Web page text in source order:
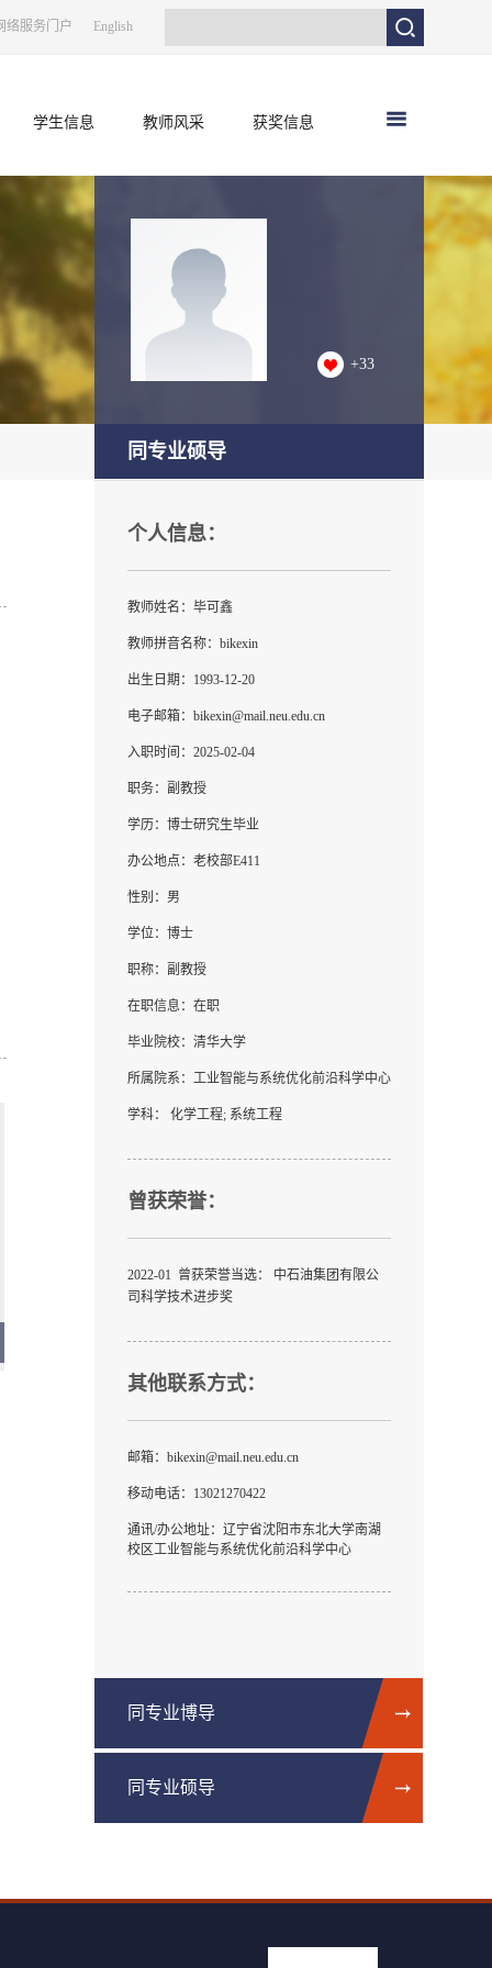
络服务门户 English
学生信息 教师风采 获奖信息
+33
同专业硕导
个人信息：
教师姓名：毕可鑫
教师拼音名称：bikexin
出生日期：1993-12-20
电子邮箱： bikexin@mail.neu.edu.cn
入职时间：2025-02-04
职务：副教授
学历：博士研究生毕业
办公地点：老校部E411
性别：男
学位：博士
职称：副教授
在职信息：在职
毕业院校：清华大学
所属院系：工业智能与系统优化前沿科学中心
学科： 化学工程; 系统工程
曾获荣誉：
2022-01 曾获荣誉当选： 中石油集团有限公
司科学技术进步奖
其他联系方式：
邮箱： bikexin@mail.neu.edu.cn
移动电话： 13021270422
通讯/办公地址： 辽宁省沈阳市东北大学南湖
校区工业智能与系统优化前沿科学中心
同专业博导
同专业硕导